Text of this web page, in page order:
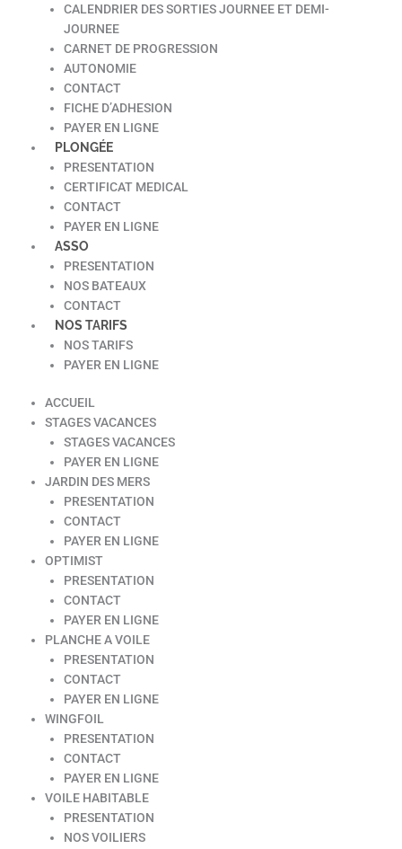
CALENDRIER DES SORTIES JOURNEE ET DEMI-
JOURNEE
CARNET DE PROGRESSION
AUTONOMIE
CONTACT
FICHE D’ADHESION
PAYER EN LIGNE
PLONGÉE
PRESENTATION
CERTIFICAT MEDICAL
CONTACT
PAYER EN LIGNE
ASSO
PRESENTATION
NOS BATEAUX
CONTACT
NOS TARIFS
NOS TARIFS
PAYER EN LIGNE
ACCUEIL
STAGES VACANCES
STAGES VACANCES
PAYER EN LIGNE
JARDIN DES MERS
PRESENTATION
CONTACT
PAYER EN LIGNE
OPTIMIST
PRESENTATION
CONTACT
PAYER EN LIGNE
PLANCHE A VOILE
PRESENTATION
CONTACT
PAYER EN LIGNE
WINGFOIL
PRESENTATION
CONTACT
PAYER EN LIGNE
VOILE HABITABLE
PRESENTATION
NOS VOILIERS